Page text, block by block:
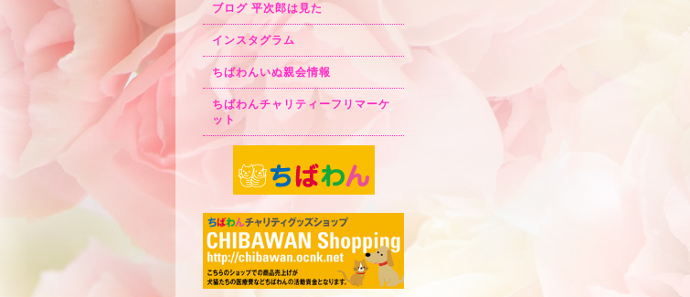
ブログ 平次郎は見た
インスタグラム
ちばわんいぬ親会情報
ちばわんチャリティーフリマーケ
ット